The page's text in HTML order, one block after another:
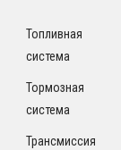
Топливная
система
Тормозная
система
Трансмиссия